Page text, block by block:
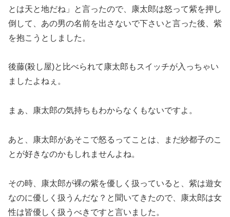
とは天と地だね」と言ったので、康太郎は怒って紫を押し
倒して、あの男の名前を出さないで下さいと言った後、紫
を抱こうとしました。
後藤(殺し屋)と比べられて康太郎もスイッチが入っちゃい
ましたよねぇ。
まぁ、康太郎の気持ちもわからなくもないですよ。
あと、康太郎があそこで怒るってことは、まだ紗都子のこ
とが好きなのかもしれませんよね。
その時、康太郎が裸の紫を優しく扱っていると、紫は遊女
なのに優しく扱うんだな？と聞いてきたので、康太郎は女
性は皆優しく扱うべきですと言いました。